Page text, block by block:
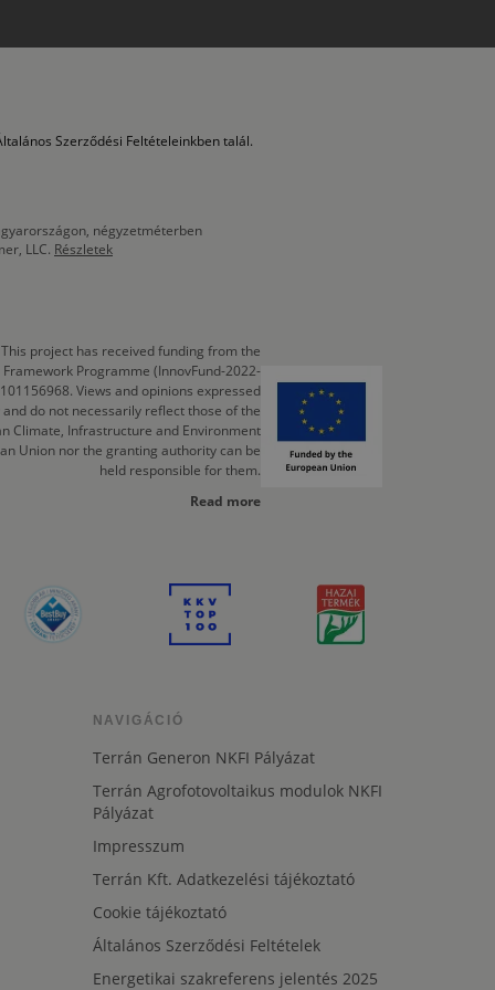
Szerződési Feltételeinkben talál.
négyzetméterben
LLC. Részletek
project has received funding from the
Programme (InnovFund-2022-
Views and opinions expressed
do not necessarily reflect those of the
Climate, Infrastructure and Environment
Union nor the granting authority can be
held responsible for them.
Read more
NAVIGÁCIÓ
Terrán Generon NKFI Pályázat
Terrán Agrofotovoltaikus modulok NKFI
Pályázat
Impresszum
Terrán Kft. Adatkezelési tájékoztató
Cookie tájékoztató
Általános Szerződési Feltételek
Energetikai szakreferens jelentés 2025